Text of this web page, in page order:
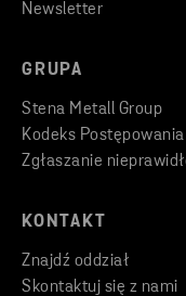
Newsletter
GRUPA
Stena Metall Group
Kodeks Postępowania
Zgłaszanie
KONTAKT
Znajdź oddział
Skontaktuj się z nami